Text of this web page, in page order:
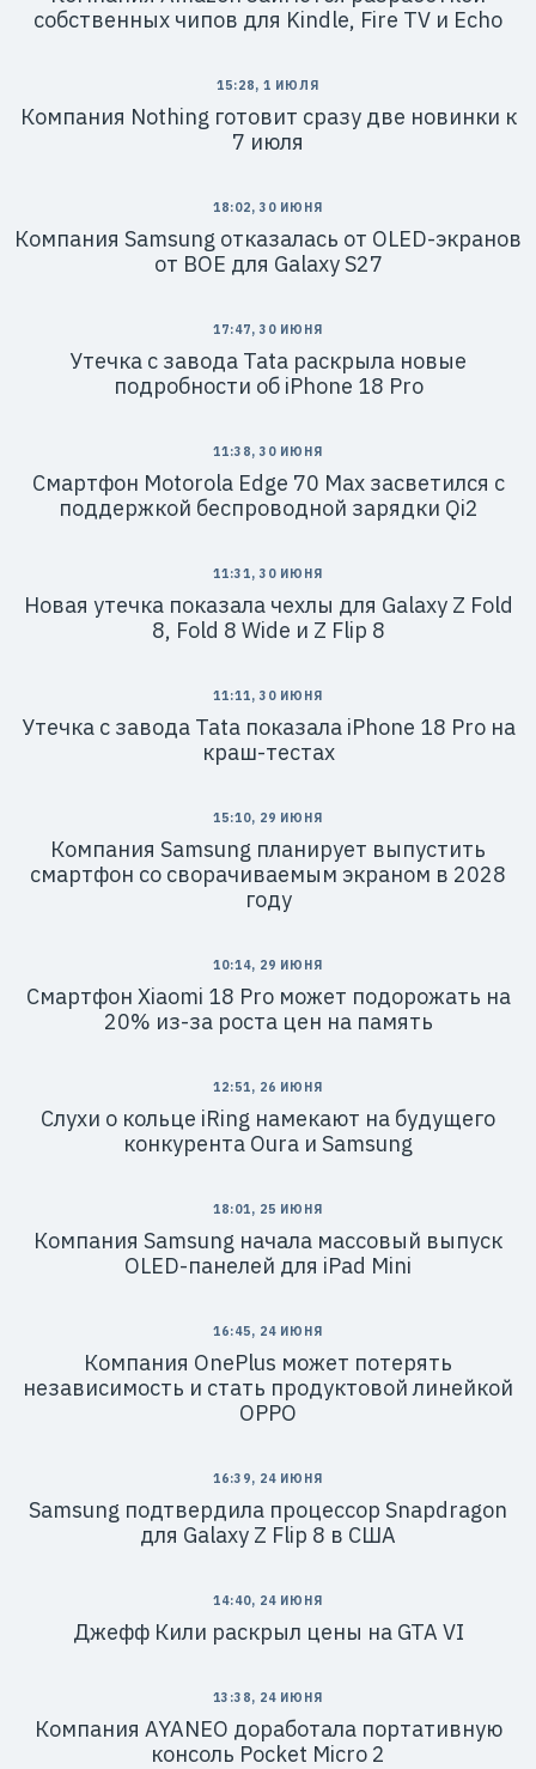
собственных чипов для Kindle, Fire TV и Echo
15:28, 1 ИЮЛЯ
Компания Nothing готовит сразу две новинки к
7 июля
18:02, 30 ИЮНЯ
Компания Samsung отказалась от OLED-экранов
от BOE для Galaxy S27
17:47, 30 ИЮНЯ
Утечка с завода Tata раскрыла новые
подробности об iPhone 18 Pro
11:38, 30 ИЮНЯ
Смартфон Motorola Edge 70 Max засветился с
поддержкой беспроводной зарядки Qi2
11:31, 30 ИЮНЯ
Новая утечка показала чехлы для Galaxy Z Fold
8, Fold 8 Wide и Z Flip 8
11:11, 30 ИЮНЯ
Утечка с завода Tata показала iPhone 18 Pro на
краш-тестах
15:10, 29 ИЮНЯ
Компания Samsung планирует выпустить
смартфон со сворачиваемым экраном в 2028
году
10:14, 29 ИЮНЯ
Смартфон Xiaomi 18 Pro может подорожать на
20% из-за роста цен на память
12:51, 26 ИЮНЯ
Слухи о кольце iRing намекают на будущего
конкурента Oura и Samsung
18:01, 25 ИЮНЯ
Компания Samsung начала массовый выпуск
OLED-панелей для iPad Mini
16:45, 24 ИЮНЯ
Компания OnePlus может потерять
независимость и стать продуктовой линейкой
OPPO
16:39, 24 ИЮНЯ
Samsung подтвердила процессор Snapdragon
для Galaxy Z Flip 8 в США
14:40, 24 ИЮНЯ
Джефф Кили раскрыл цены на GTA VI
13:38, 24 ИЮНЯ
Компания AYANEO доработала портативную
консоль Pocket Micro 2